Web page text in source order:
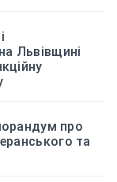
Львівщині
про
та